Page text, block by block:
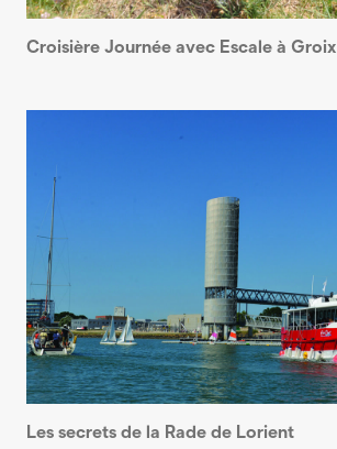
Croisière Journée avec Escale à Groix
Les secrets de la Rade de Lorient